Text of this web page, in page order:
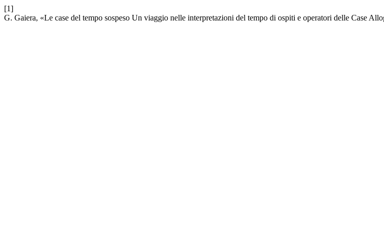
[1]
G. Gaiera, «Le case del tempo sospeso Un viaggio nelle interpretazioni del tempo di ospiti e operatori delle Case